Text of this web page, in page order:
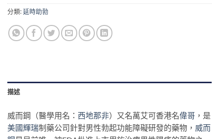
分類:延時助勃
描述
威而鋼（醫學用名： 西地那非）又名萬艾可香港名偉哥 ，是
美國輝瑞制藥公司針對男性勃起功能障礙研發的藥物， 威而